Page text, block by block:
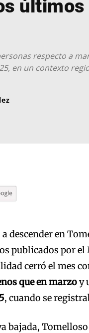
últimos
respecto a
en un contexto
descender en
publicados por
cerró el mes
que en marzoy
, cuando se
bajada,